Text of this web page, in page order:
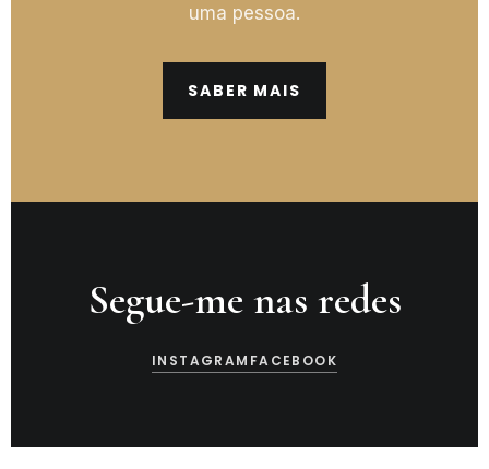
uma pessoa.
SABER MAIS
Segue-me nas redes
INSTAGRAM FACEBOOK